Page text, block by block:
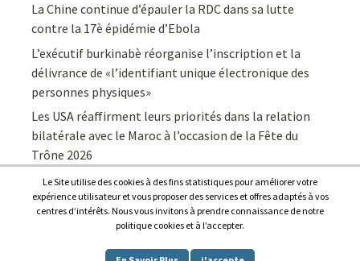
La Chine continue d’épauler la RDC dans sa lutte
contre la 17è épidémie d’Ebola
L’exécutif burkinabè réorganise l’inscription et la
délivrance de «l’identifiant unique électronique des
personnes physiques»
Les USA réaffirment leurs priorités dans la relation
bilatérale avec le Maroc à l’occasion de la Fête du
Trône 2026
Afrique7, l’info du continent en continu
Le Site utilise des cookies à des fins statistiques pour améliorer votre
expérience utilisateur et vous proposer des services et offres adaptés à vos
centres d’intérêts. Nous vous invitons à prendre connaissance de notre
politique cookies et à l’accepter.